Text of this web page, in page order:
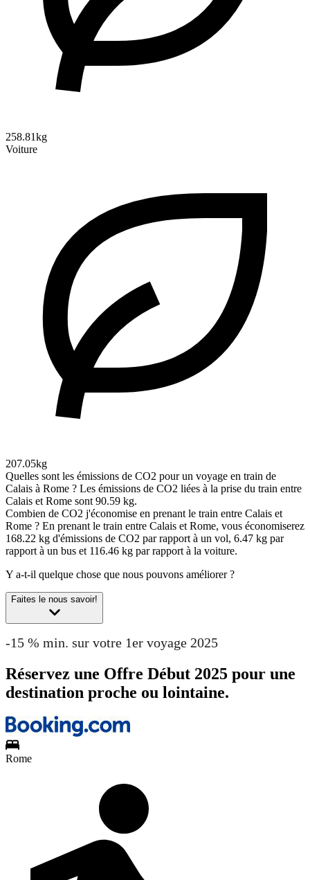
258.81kg
Voiture
207.05kg
Quelles sont les émissions de CO2 pour un voyage en train de
Calais à Rome ? Les émissions de CO2 liées à la prise du train entre
Calais et Rome sont 90.59 kg.
Combien de CO2 j'économise en prenant le train entre Calais et
Rome ? En prenant le train entre Calais et Rome, vous économiserez
168.22 kg d'émissions de CO2 par rapport à un vol, 6.47 kg par
rapport à un bus et 116.46 kg par rapport à la voiture.
Y a-t-il quelque chose que nous pouvons améliorer ?
Faites le nous savoir!
-15 % min. sur votre 1er voyage 2025
Réservez une Offre Début 2025 pour une
destination proche ou lointaine.
Rome